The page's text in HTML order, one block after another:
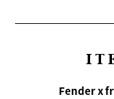
Fender x